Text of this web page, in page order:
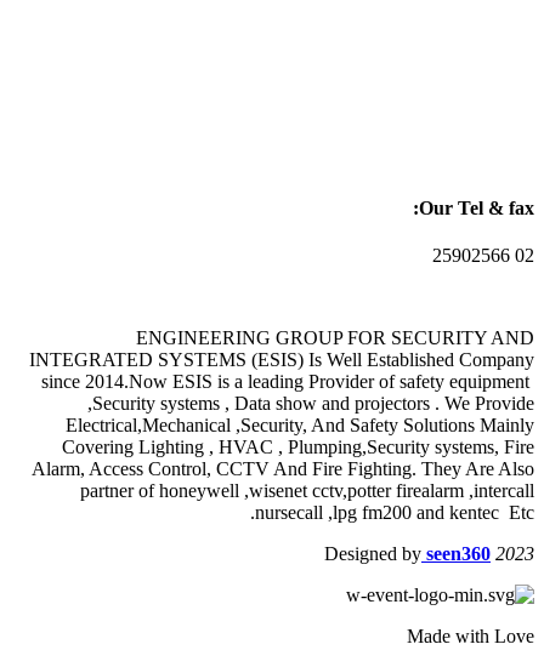
Our Tel & fax:
02 25902566
ENGINEERING GROUP FOR SECURITY AND
INTEGRATED SYSTEMS (ESIS) Is Well Established Company
since 2014.Now ESIS is a leading Provider of safety equipment
,Security systems , Data show and projectors . We Provide
Electrical,Mechanical ,Security, And Safety Solutions Mainly
Covering Lighting , HVAC , Plumping,Security systems, Fire
Alarm, Access Control, CCTV And Fire Fighting. They Are Also
partner of honeywell ,wisenet cctv,potter firealarm ,intercall
nursecall ,lpg fm200 and kentec Etc.
Designed by seen360 2023
Made with Love